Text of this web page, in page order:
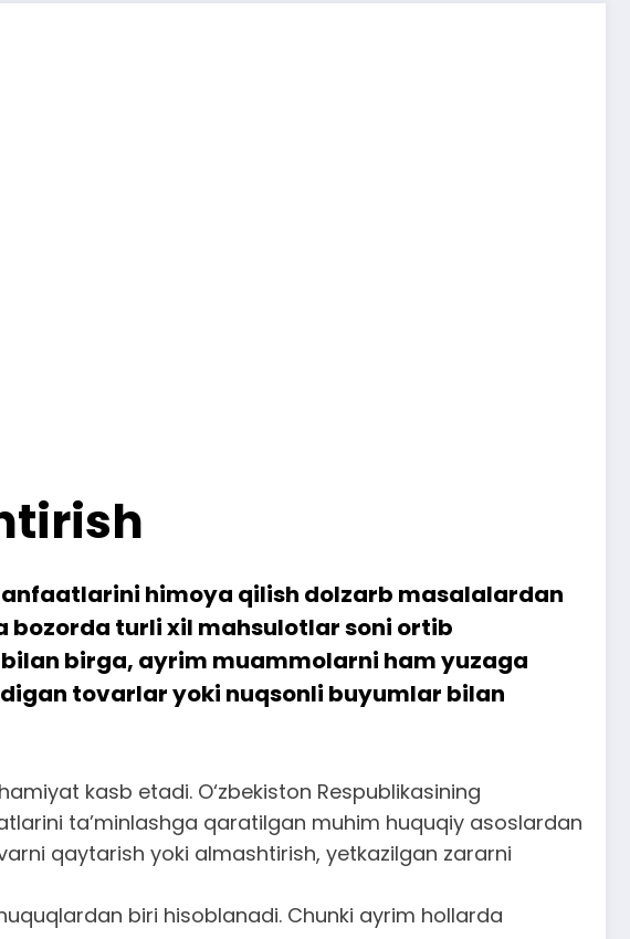
himoya qilish dolzarb masalalardan
turli xil mahsulotlar soni ortib
birga, ayrim muammolarni ham yuzaga
tovarlar yoki nuqsonli buyumlar bilan
kasb etadi. O‘zbekiston Respublikasining
ta’minlashga qaratilgan muhim huquqiy asoslardan
qaytarish yoki almashtirish, yetkazilgan zararni
biri hisoblanadi. Chunki ayrim hollarda